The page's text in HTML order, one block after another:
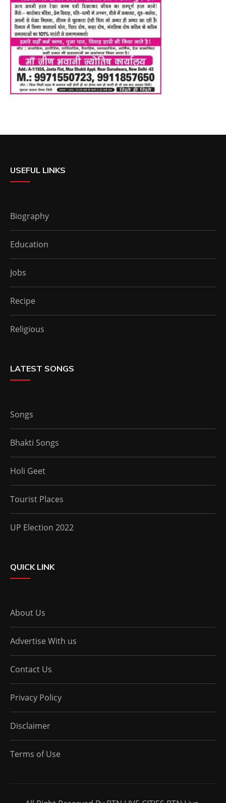
USEFUL LINKS
Biography
Education
Jobs
Recipe
Religious
LATEST SONGS
Songs
Bhakti Songs
Holi Geet
Tourist Places
UP Election 2022
QUICK LINK
About Us
Advertise With us
Contact Us
Privacy Policy
Disclaimer
Terms of Use